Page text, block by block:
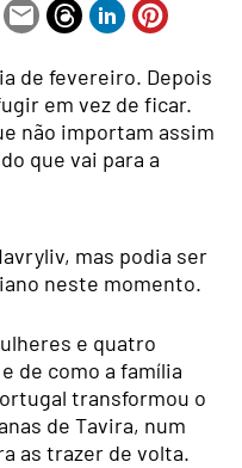
de fevereiro. Depois
em vez de ficar.
não importam assim
que vai para a
mas podia ser
neste momento.
e quatro
de como a família
transformou o
de Tavira, num
as trazer de volta.